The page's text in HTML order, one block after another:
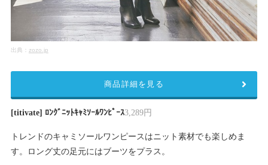
出典： zozo.jp
[titivate] ﾛﾝｸﾞﾆｯﾄｷｬﾐｿｰﾙﾜﾝﾋﾟｰｽ3,289円
トレンドのキャミソールワンピースはニット素材でも楽しめま
す。ロング丈の足元にはブーツをプラス。
商品詳細を見る